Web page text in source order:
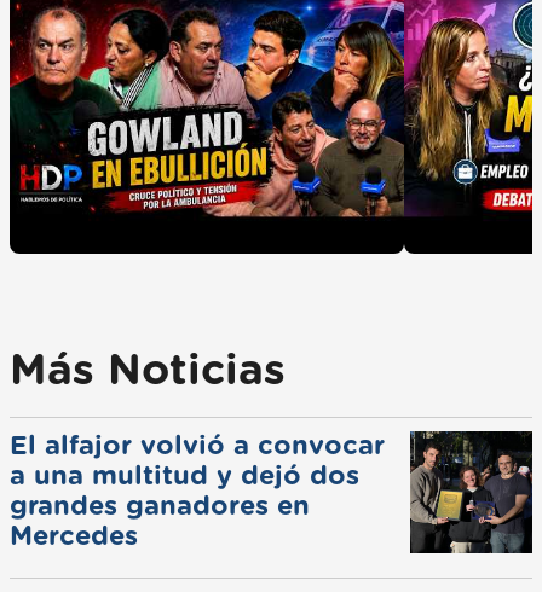
Más Noticias
El alfajor volvió a convocar
a una multitud y dejó dos
grandes ganadores en
Mercedes